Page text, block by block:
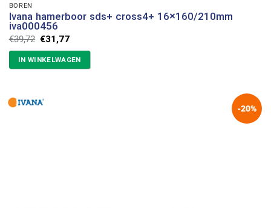
BOREN
Ivana hamerboor sds+ cross4+ 16×160/210mm
iva000456
€39,72 Oorspronkelijke
prijs
was:
€39,72.
€31,77Huidige
is:
€31,77.
IN WINKELWAGEN
-20%